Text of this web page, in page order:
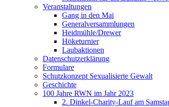
Veranstaltungen
Gang in den Mai
Generalversammlungen
Heidmühle/Drewer
Höketurnier
Laubaktionen
Datenschutzerklärung
Formulare
Schutzkonzept Sexualisierte Gewalt
Geschichte
100 Jahre RWN im Jahr 2023
2. Dinkel-Charity-Lauf am